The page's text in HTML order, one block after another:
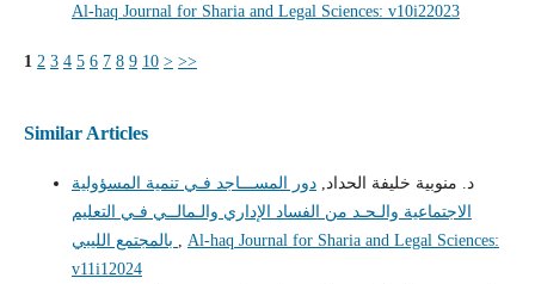
Al-haq Journal for Sharia and Legal Sciences: v10i22023
1 2 3 4 5 6 7 8 9 10 > >>
Similar Articles
د. منوبية خليفة الحداد,دور المســـاجد فـي تنمية المسؤولية
الاجتماعية والـحـد من الفساد الإداري والـمالــي فـي التعليم
Al-haq Journal for Sharia and Legal Sciences:
v11i12024